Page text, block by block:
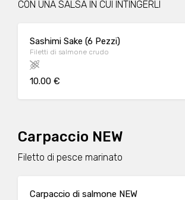
CON UNA SALSA IN CUI INTINGERLI
Sashimi Sake (6 Pezzi)
Filetti di salmone crudo
10.00 €
Carpaccio NEW
Filetto di pesce marinato
Carpaccio di salmone NEW